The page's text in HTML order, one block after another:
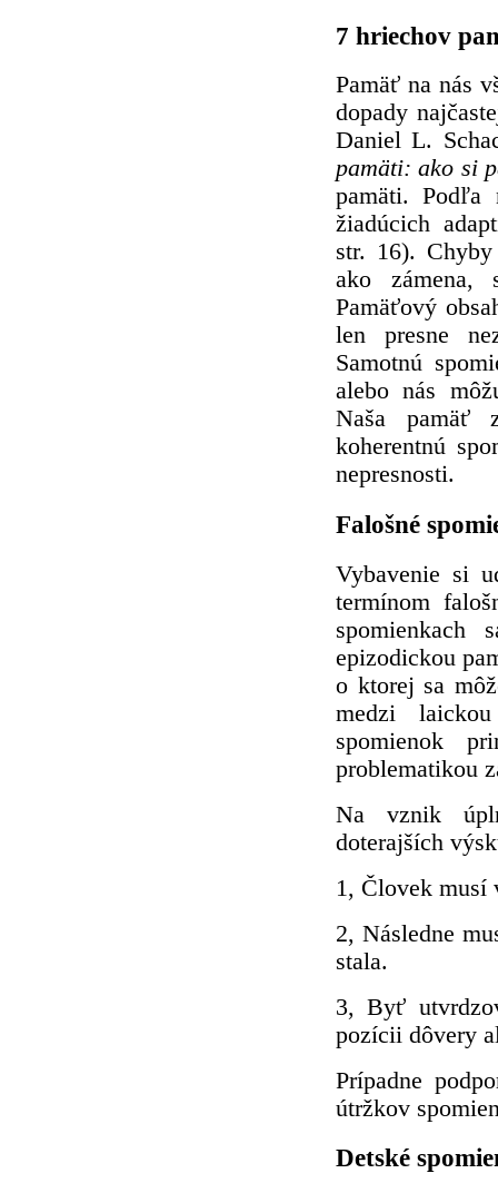
7 hriechov
Pamäť na nás
dopady
Daniel L.
pamäti: ako si
pamäti. Podľa
žiadúcich
str. 16).
ako zámena,
Pamäťový
len presne
Samotnú
alebo nás
Naša pamäť
koherentnú
nepresnosti.
Falošné
Vybavenie si
termínom
spomienkach
epizodickou
o ktorej sa
medzi
spomienok
problematikou
Na vznik
doterajších
1, Človek
2, Následne
stala.
3, Byť
pozícii dôvery
Prípadne
útržkov
Detské